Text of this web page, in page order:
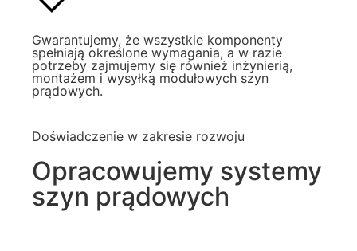
Gwarantujemy, że wszystkie komponenty
spełniają określone wymagania, a w razie
potrzeby zajmujemy się również inżynierią,
montażem i wysyłką modułowych szyn
prądowych.
Doświadczenie w zakresie rozwoju
Opracowujemy systemy
szyn prądowych